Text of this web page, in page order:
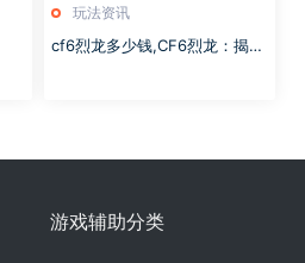
玩法资讯
cf6烈龙多少钱,CF6烈龙：揭秘
游戏辅助分类